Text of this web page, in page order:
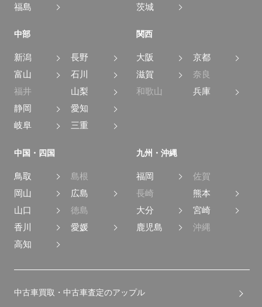
福島
茨城
中部
新潟
長野
富山
石川
福井
山梨
静岡
愛知
岐阜
三重
関西
大阪
京都
滋賀
奈良
和歌山
兵庫
中国・四国
鳥取
島根
岡山
広島
山口
徳島
香川
愛媛
高知
九州・沖縄
福岡
佐賀
長崎
熊本
大分
宮崎
鹿児島
沖縄
中古車買取・中古車査定のアップル